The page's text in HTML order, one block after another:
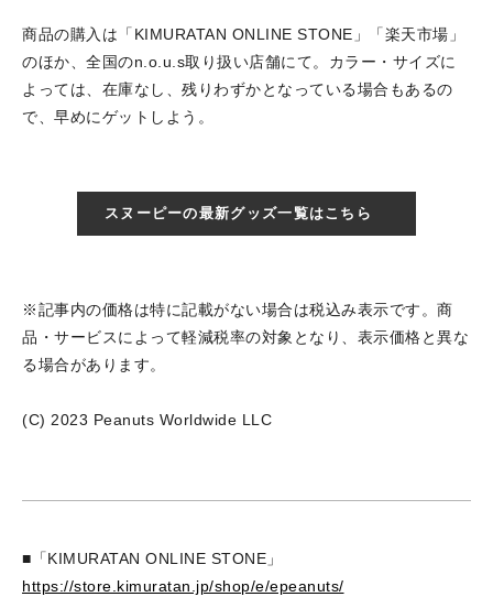
商品の購入は「KIMURATAN ONLINE STONE」「楽天市場」
のほか、全国のn.o.u.s取り扱い店舗にて。カラー・サイズに
よっては、在庫なし、残りわずかとなっている場合もあるの
で、早めにゲットしよう。
スヌーピーの最新グッズ一覧はこちら
※記事内の価格は特に記載がない場合は税込み表示です。商
品・サービスによって軽減税率の対象となり、表示価格と異な
る場合があります。
(C) 2023 Peanuts Worldwide LLC
■「KIMURATAN ONLINE STONE」
https://store.kimuratan.jp/shop/e/epeanuts/